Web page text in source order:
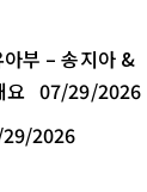
부 – 송지아 &
요 07/29/2026
2026